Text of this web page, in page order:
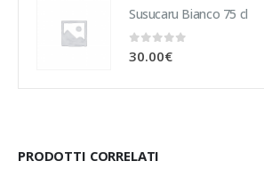
Susucaru Bianco 75 cl
0Su 5
30.00€
PRODOTTI CORRELATI